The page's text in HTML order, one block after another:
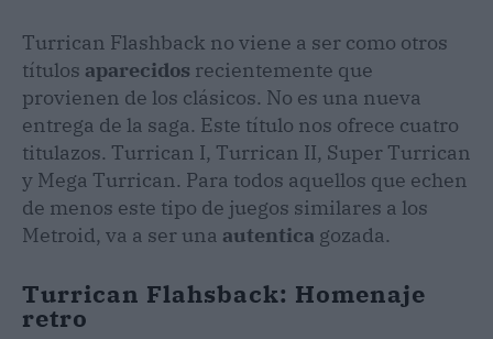
Turrican Flashback no viene a ser como otros
títulos aparecidos recientemente que
provienen de los clásicos. No es una nueva
entrega de la saga. Este título nos ofrece cuatro
titulazos. Turrican I, Turrican II, Super Turrican
y Mega Turrican. Para todos aquellos que echen
de menos este tipo de juegos similares a los
Metroid, va a ser una autentica gozada.
Turrican Flahsback: Homenaje
retro